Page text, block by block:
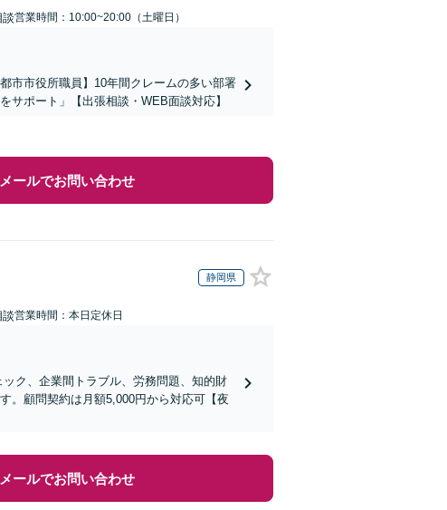
営業時間：10:00~20:00（土曜日）
市市役所職員】10年間クレームの多い部署
サポート」【出張相談・WEB面談対応】
メールでお問い合わせ
静岡県
営業時間：本日定休日
ク、企業間トラブル、労務問題、知的財
。顧問契約は月額5,000円から対応可【夜
メールでお問い合わせ